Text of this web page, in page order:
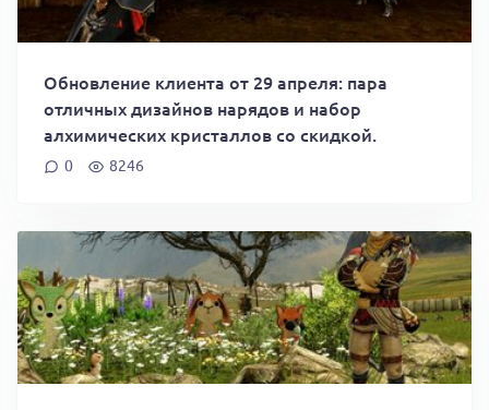
Обновление клиента от 29 апреля: пара
отличных дизайнов нарядов и набор
алхимических кристаллов со скидкой.
0 8246